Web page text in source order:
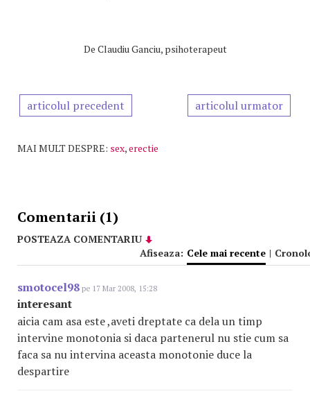
De Claudiu Ganciu, psihoterapeut
articolul precedent articolul urmator
MAI MULT DESPRE: sex,erectie
Comentarii (1)
POSTEAZA COMENTARIU
Afiseaza: Cele mai recente |
smotocel98 pe 17 Mar 2008, 15:28
interesant
aicia cam asa este ,aveti dreptate ca dela un timp
intervine monotonia si daca partenerul nu stie cum sa
faca sa nu intervina aceasta monotonie duce la
despartire